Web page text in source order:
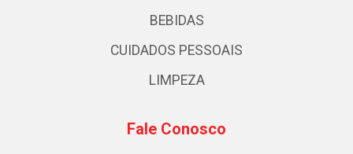
BEBIDAS
CUIDADOS PESSOAIS
LIMPEZA
Fale Conosco